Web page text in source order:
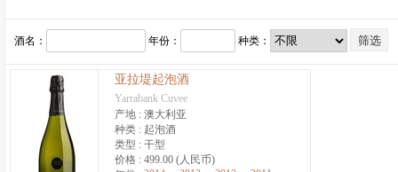
酒名： 年份： 种类：
亚拉堤起泡酒
Yarrabank Cuvee
产地 : 澳大利亚
种类 : 起泡酒
类型 : 干型
价格 : 499.00 (人民币)